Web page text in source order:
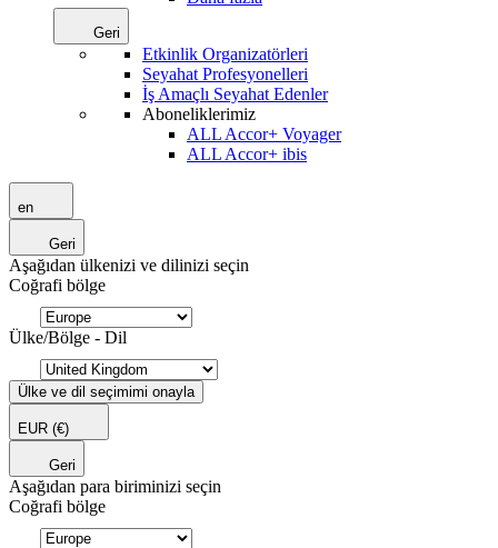
Geri
Etkinlik Organizatörleri
Seyahat Profesyonelleri
İş Amaçlı Seyahat Edenler
Aboneliklerimiz
ALL Accor+ Voyager
ALL Accor+ ibis
en
Geri
Aşağıdan ülkenizi ve dilinizi seçin
Coğrafi bölge
Ülke/Bölge - Dil
Ülke ve dil seçimimi onayla
EUR (€)
Geri
Aşağıdan para biriminizi seçin
Coğrafi bölge